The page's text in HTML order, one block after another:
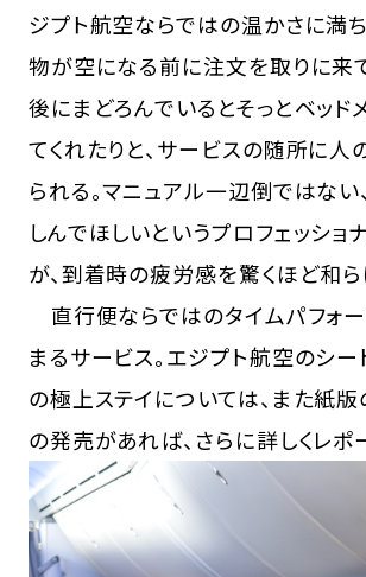
ジプト航空ならではの温かさに満
物が空になる前に注文を取りに来
後にまどろんでいるとそっとベッド
てくれたりと、サービスの随所に人
られる。マニュアル一辺倒ではな
しんでほしいというプロフェッショ
が、到着時の疲労感を驚くほど和ら
直行便ならではのタイムパフォ
まるサービス。エジプト航空のシ
の極上ステイについては、また紙版
の発売があれば、さらに詳しくレポ